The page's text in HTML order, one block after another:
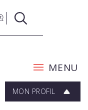
MENU
MON PROFIL